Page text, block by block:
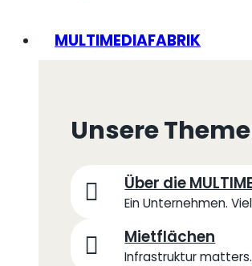
MULTIMEDIAFABRIK
Unsere
Über die
Ein Unternehmen.
Mietflächen
Infrastruktur matters.